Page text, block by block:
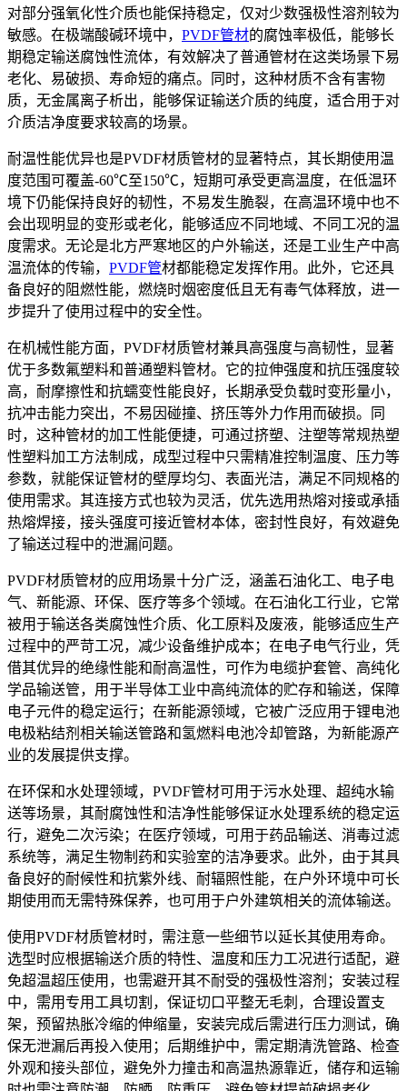
对部分强氧化性介质也能保持稳定，仅对少数强极性溶剂较为
敏感。在极端酸碱环境中， PVDF管材的腐蚀率极低，能够长
期稳定输送腐蚀性流体，有效解决了普通管材在这类场景下易
老化、易破损、寿命短的痛点。同时，这种材质不含有害物
质，无金属离子析出，能够保证输送介质的纯度，适合用于对
介质洁净度要求较高的场景。
耐温性能优异也是PVDF材质管材的显著特点，其长期使用温
度范围可覆盖-60℃至150℃，短期可承受更高温度，在低温环
境下仍能保持良好的韧性，不易发生脆裂，在高温环境中也不
会出现明显的变形或老化，能够适应不同地域、不同工况的温
度需求。无论是北方严寒地区的户外输送，还是工业生产中高
温流体的传输， PVDF管材都能稳定发挥作用。此外，它还具
备良好的阻燃性能，燃烧时烟密度低且无有毒气体释放，进一
步提升了使用过程中的安全性。
在机械性能方面，PVDF材质管材兼具高强度与高韧性，显著
优于多数氟塑料和普通塑料管材。它的拉伸强度和抗压强度较
高，耐摩擦性和抗蠕变性能良好，长期承受负载时变形量小，
抗冲击能力突出，不易因碰撞、挤压等外力作用而破损。同
时，这种管材的加工性能便捷，可通过挤塑、注塑等常规热塑
性塑料加工方法制成，成型过程中只需精准控制温度、压力等
参数，就能保证管材的壁厚均匀、表面光洁，满足不同规格的
使用需求。其连接方式也较为灵活，优先选用热熔对接或承插
热熔焊接，接头强度可接近管材本体，密封性良好，有效避免
了输送过程中的泄漏问题。
PVDF材质管材的应用场景十分广泛，涵盖石油化工、电子电
气、新能源、环保、医疗等多个领域。在石油化工行业，它常
被用于输送各类腐蚀性介质、化工原料及废液，能够适应生产
过程中的严苛工况，减少设备维护成本；在电子电气行业，凭
借其优异的绝缘性能和耐高温性，可作为电缆护套管、高纯化
学品输送管，用于半导体工业中高纯流体的贮存和输送，保障
电子元件的稳定运行；在新能源领域，它被广泛应用于锂电池
电极粘结剂相关输送管路和氢燃料电池冷却管路，为新能源产
业的发展提供支撑。
在环保和水处理领域，PVDF管材可用于污水处理、超纯水输
送等场景，其耐腐蚀性和洁净性能够保证水处理系统的稳定运
行，避免二次污染；在医疗领域，可用于药品输送、消毒过滤
系统等，满足生物制药和实验室的洁净要求。此外，由于其具
备良好的耐候性和抗紫外线、耐辐照性能，在户外环境中可长
期使用而无需特殊保养，也可用于户外建筑相关的流体输送。
使用PVDF材质管材时，需注意一些细节以延长其使用寿命。
选型时应根据输送介质的特性、温度和压力工况进行适配，避
免超温超压使用，也需避开其不耐受的强极性溶剂；安装过程
中，需用专用工具切割，保证切口平整无毛刺，合理设置支
架，预留热胀冷缩的伸缩量，安装完成后需进行压力测试，确
保无泄漏后再投入使用；后期维护中，需定期清洗管路、检查
外观和接头部位，避免外力撞击和高温热源靠近，储存和运输